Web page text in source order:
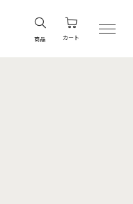
商品 カート